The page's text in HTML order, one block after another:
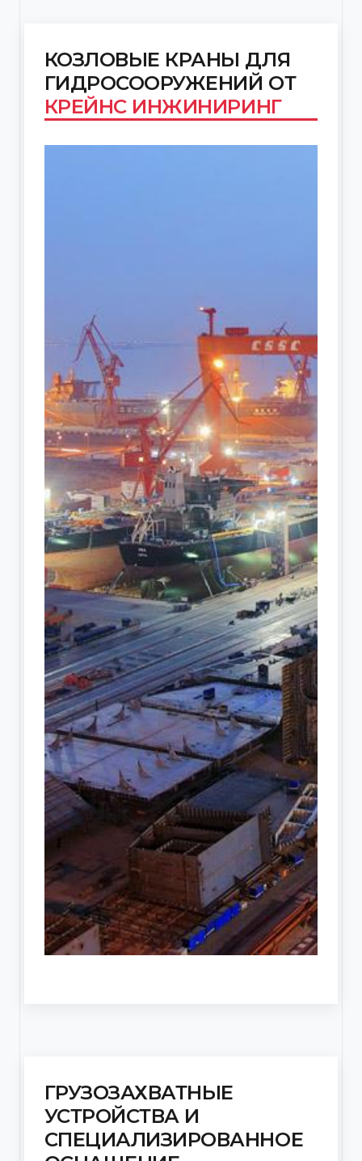
КОЗЛОВЫЕ КРАНЫ ДЛЯ
ГИДРОСООРУЖЕНИЙ ОТ
КРЕЙНС ИНЖИНИРИНГ
ГРУЗОЗАХВАТНЫЕ
УСТРОЙСТВА И
СПЕЦИАЛИЗИРОВАННОЕ